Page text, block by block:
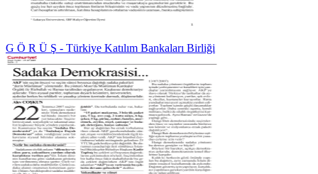
G Ö R Ü Ş - Türkiye Katılım Bankaları Birliği